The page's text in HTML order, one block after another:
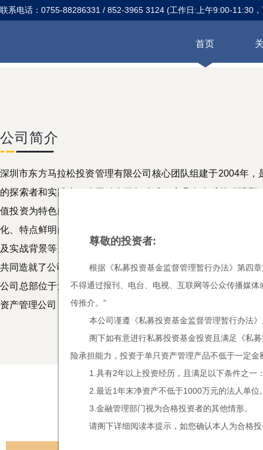
尊敬的投资者:
根据《私募投资基金监督管理暂行办法》第四
不得通过报刊、电台、电视、互联网等公众传播媒
传推介。"
本公司谨遵《私募投资基金监督管理暂行办法
阁下如有意进行私募投资基金投资且满足《私
险承担能力，投资于单只资产管理产品不低于一定
1.具有2年以上投资经历，且满足以下条件之
2.最近1年末净资产不低于1000万元的法人单位
3.金融管理部门视为合格投资者的其他情形。
请阁下详细阅读本提示，如您确认本人为合格
联系电话：0755-88286331 / 852-3965 3124 (工作日:上午9:00-11:30
首页
公司简介
深圳市东方马拉松投资管理有限公司核心团队组建于2004年，
的探索者和实践者，公司致力于打造成一家具有全球投研视野
值投资为特色的平台化资产管理公司。经过二十年的发展，公
化、特点鲜明的价值投资体系，并聚集了一批教育背景、实业
及实战背景等多维复合型精英投研团队，拥有多产品、多策略
共同造就了公司深厚坚实的投研底蕴与能力。
公司总部位于深圳，在上海设立办公地点，管理中国大陆发行
资产管理公司，持有香港证监会资产管理类第九号牌照，管理